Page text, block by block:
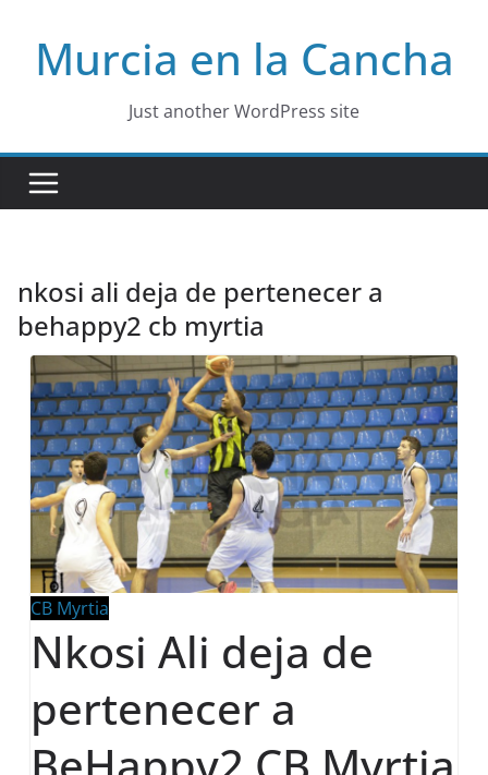
contentMurcia en la Cancha
Just another WordPress site
nkosi ali deja de pertenecer a
behappy2 cb myrtia
CB Myrtia
Nkosi Ali deja de
pertenecer a